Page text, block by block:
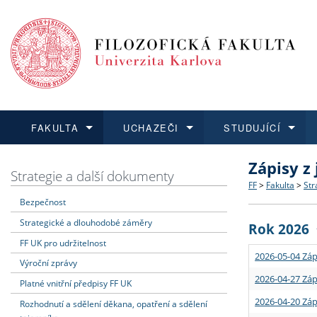
FAKULTA
Dozvědět se více
Struktura
Strategie
Podpora
UCHAZEČI
Podat přihlášku
Co
Učitelské
STUDUJÍCÍ
Dozvědět se více
Rigorózní
Dozvědět se více
O vědě a
Granty a
Dozvědět se více
Aktuální
Strategie a další dokumenty
Bezpečnost
Strategické a dlouhodobé záměry
FF UK pro udržitelnost
Výroční zprávy
Platné vnitřní předpisy FF UK
Rozhodnutí a sdělení děkana, opatření a sdělení
Zápisy
FF > Fakulta >
Rok 2026
2026-05-04
2026-04-27
2026-04-20